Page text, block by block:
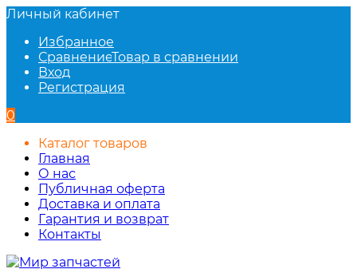
Личный кабинет
Избранное
СравнениеТовар в сравнении
Вход
Регистрация
0
Каталог товаров
Главная
О нас
Публичная оферта
Доставка и оплата
Гарантия и возврат
Контакты